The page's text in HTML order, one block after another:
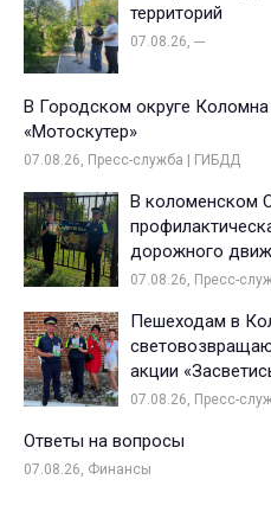
территорий
07.08.26, ---
В Городском округе
«Мотоскутер»
07.08.26, Пресс-служба | ГИБДД
В коломенском
дорожного
07.08.26, Пресс-
Пешеходам в
акции
07.08.26, Пресс-
Ответы на вопросы
07.08.26, Финансы